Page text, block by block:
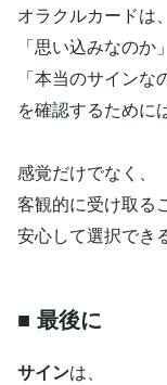
オラクルカードは、
「思い込みなのか」
「本当のサインな
を確認するために
感覚だけでなく、
客観的に受け取る
安心して選択でき
■ 最後に
サインは、